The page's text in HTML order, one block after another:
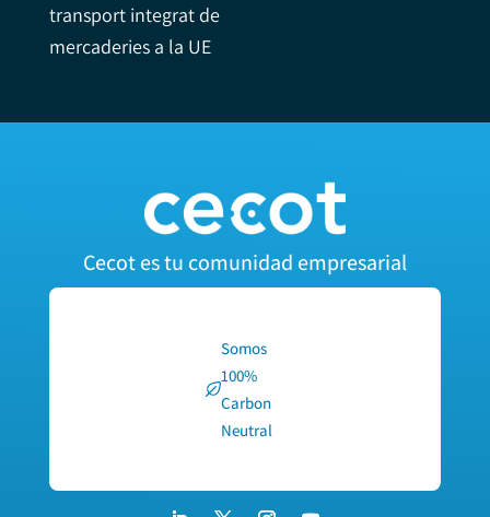
transport integrat de
mercaderies a la UE
Cecot es tu comunidad empresarial
Somos
100%
Carbon
Neutral